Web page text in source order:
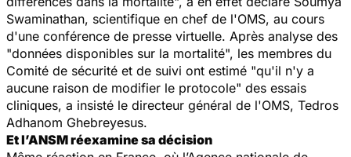
Swaminathan, scientifique en chef de l'OMS, au cours
d'une conférence de presse virtuelle. Après analyse des
"données disponibles sur la mortalité", les membres du
Comité de sécurité et de suivi ont estimé "qu'il n'y a
aucune raison de modifier le protocole" des essais
cliniques, a insisté le directeur général de l'OMS, Tedros
Adhanom Ghebreyesus.
Et l’ANSM réexamine sa décision